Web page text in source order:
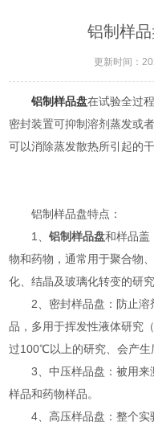
铝制样
更新时间：
铝制样品盘在试验全过
密封装置可抑制溶剂蒸发或
可以消除蒸发散热所引起的干
铝制样品盘特点：
1、铝制样品盘和样品盖
物和药物，通常用于聚合物
化、结晶及玻璃化转变的研究
2、密封样品盘：防止溶
品，多用于挥发性液体研究
过100℃以上的研究、会产生
3、中压样品盘：被用来
样品和药物样品。
4、高压样品盘：整个实